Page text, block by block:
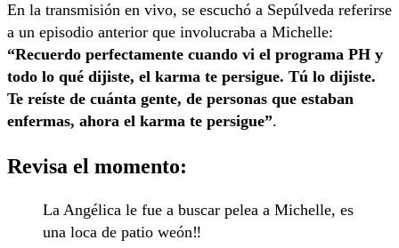
En la transmisión en vivo, se escuchó a Sepúlveda referirse
a un episodio anterior que involucraba a Michelle:
“Recuerdo perfectamente cuando vi el programa PH y
todo lo qué dijiste, el karma te persigue. Tú lo dijiste.
Te reíste de cuánta gente, de personas que estaban
enfermas, ahora el karma te persigue”.
Revisa el momento:
La Angélica le fue a buscar pelea a Michelle, es
una loca de patio weón‼️